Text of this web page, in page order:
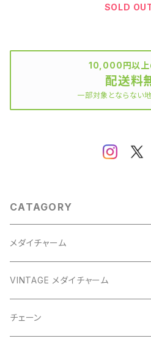
SOLD
10,000円以上
配送料
一部対象とならない
CATAGORY
メダイチャーム
GOLD
GOLD
SILVER
VINTAGE メダイチャーム
CROSS
チェーン